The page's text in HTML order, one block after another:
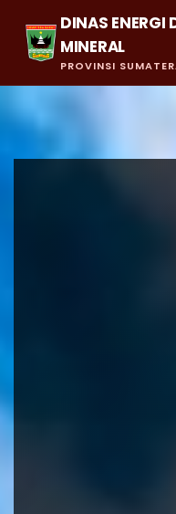
DINAS ENERGI
MINERAL
PROVINSI